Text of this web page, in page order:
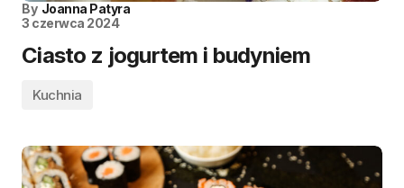
By Joanna Patyra
3 czerwca 2024
Ciasto z jogurtem i budyniem
Kuchnia